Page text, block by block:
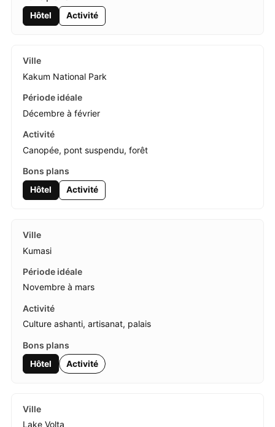
Hôtel Activité
Kakum National Park
Décembre à février
Canopée, pont suspendu, forêt
Hôtel Activité
Kumasi
Novembre à mars
Culture ashanti, artisanat, palais
Hôtel Activité
Lake Volta